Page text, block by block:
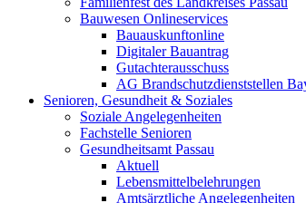
Bauwesen Onlineservices
Bauauskunftonline
Digitaler Bauantrag
Gutachterausschuss
AG Brandschutzdienststellen
Senioren, Gesundheit & Soziales
Soziale Angelegenheiten
Fachstelle Senioren
Gesundheitsamt Passau
Aktuell
Lebensmittelbelehrungen
Amtsärztliche Angelegenheiten